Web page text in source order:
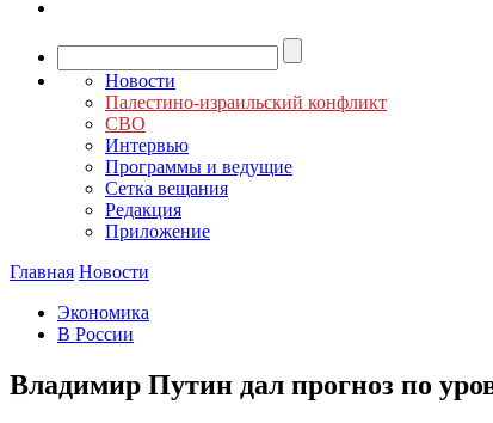
Новости
Палестино-израильский конфликт
СВО
Интервью
Программы и ведущие
Сетка вещания
Редакция
Приложение
Главная Новости
Экономика
В России
Владимир Путин дал прогноз по